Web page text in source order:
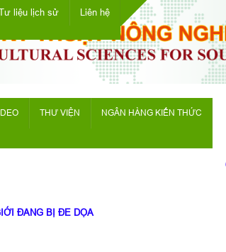
liệu lịch sử Liên hệ
THƯ VIỆN NGÂN HÀNG KIẾN THỨC
ĐANG BỊ ĐE DỌA